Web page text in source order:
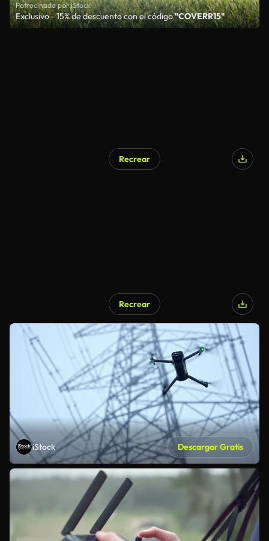
Patrocinado por iStock
Exclusivo - 15% de descuento con el código"COVERR15"
Recrear
Recrear
iStock Descargar Gratis